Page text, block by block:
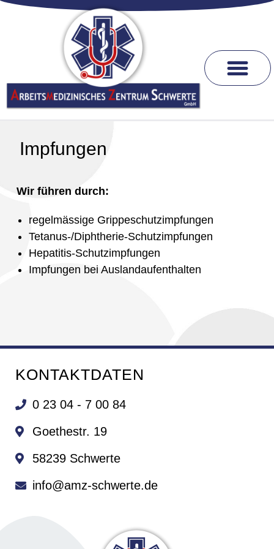
Impfungen
Wir führen durch:
regelmässige Grippeschutzimpfungen
Tetanus-/Diphtherie-Schutzimpfungen
Hepatitis-Schutzimpfungen
Impfungen bei Auslandaufenthalten
KONTAKTDATEN
0 23 04 - 7 00 84
Goethestr. 19
58239 Schwerte
info@amz-schwerte.de